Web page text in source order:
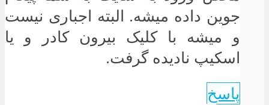
جوین داده میشه. البته اجباری نیست
و میشه با کلیک بیرون کادر و یا
اسکیپ نادیده گرفت.
پاسخ